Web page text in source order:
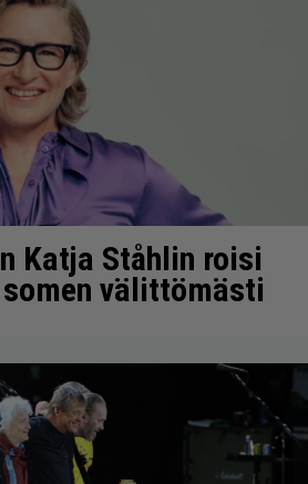
Katja Ståhlin roisi
välittömästi